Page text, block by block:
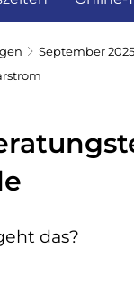
September 2025
das?